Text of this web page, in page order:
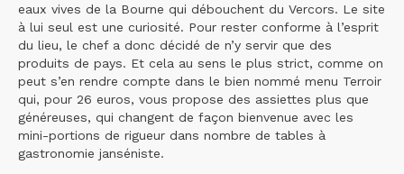
eaux vives de la Bourne qui débouchent du Vercors. Le site
à lui seul est une curiosité. Pour rester conforme à l’esprit
du lieu, le chef a donc décidé de n’y servir que des
produits de pays. Et cela au sens le plus strict, comme on
peut s’en rendre compte dans le bien nommé menu Terroir
qui, pour 26 euros, vous propose des assiettes plus que
généreuses, qui changent de façon bienvenue avec les
mini-portions de rigueur dans nombre de tables à
gastronomie janséniste.